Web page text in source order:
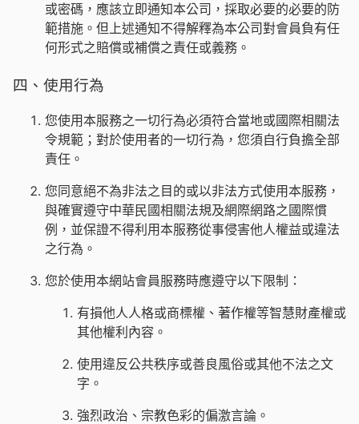
或密碼，應該立即通知本公司，採取必要的必要的防
範措施。但上述通知不得解釋為本公司對會員負有任
何形式之賠償或補償之責任或義務。
四、使用行為
您使用本服務之一切行為必須符合當地或國際相關法
令規範；對於使用者的一切行為，您須自行負擔全部
責任。
您同意絕不為非法之目的或以非法方式使用本服務，
與確實遵守中華民國相關法規及網際網路之國際慣
例，並保證不得利用本服務從事侵害他人權益或違法
之行為。
您於使用本網站會員服務時應遵守以下限制：
有損他人人格或商標權、著作權等智慧財產權或
其他權利內容。
使用違反公共秩序或善良風俗或其他不法之文
字。
強烈政治、宗教色彩的偏激言論。